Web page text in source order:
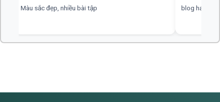
blog hay, chuyên nghiệp, rất mong nhiều đáp án hơn web hay,